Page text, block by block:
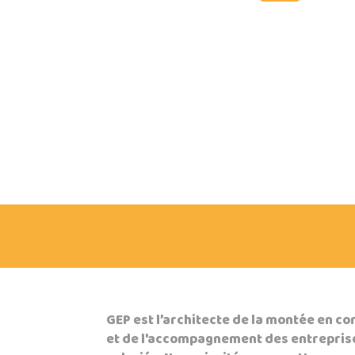
email
GEP est l’architecte de la montée en
et de l'accompagnement des